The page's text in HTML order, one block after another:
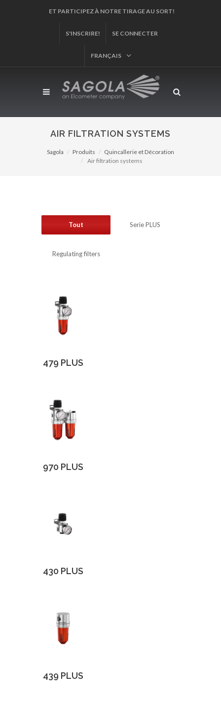
ENREGISTREZ VOTRE PRODUIT!
S'INSCRIRE! SE CONNECTER
FRANÇAIS
AIR FILTRATION SYSTEMS
Sagola Produits
Quincallerie et Décoration
Air filtration systems
Tout Serie PLUS
Regulating filters
479 PLUS
970 PLUS
430 PLUS
439 PLUS